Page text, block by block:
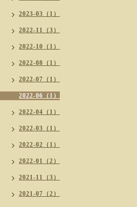
2023-03（1）
2022-11（3）
2022-10（1）
2022-08（1）
2022-07（1）
2022-06（1）
2022-04（1）
2022-03（1）
2022-02（1）
2022-01（2）
2021-11（3）
2021-07（2）